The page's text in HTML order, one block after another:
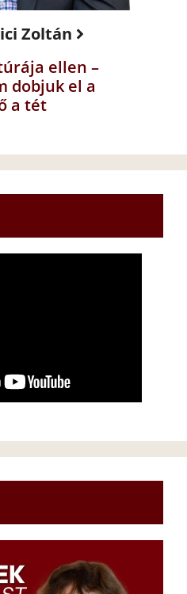
Zoltán
ellen –
dobjuk el a
a tét